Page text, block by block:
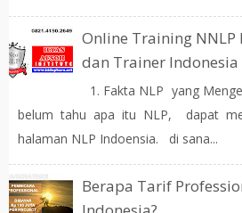
Online Training
dan Trainer Indonesia
1. Fakta NLP yang
belum tahu apa itu NLP, dapat
halaman NLP Indoensia. di sana...
Berapa Tarif